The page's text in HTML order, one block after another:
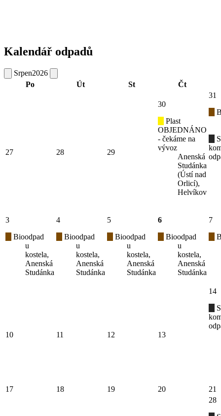
Kalendář odpadů
Srpen2026
Po
Út St Čt
27 28 29
30
Plast
OBJEDNÁNO
- čekáme na
vývoz
Anenská
Studánka
(Ústí nad
Orlicí),
Helvíkov
31
3
Bioodpad
u
kostela,
Anenská
Studánka
4
Bioodpad
u
kostela,
Anenská
Studánka
5
Bioodpad
u
kostela,
Anenská
Studánka
6
Bioodpad
u
kostela,
Anenská
Studánka
7
10 11 12 13
14
17 18 19 20 21
28